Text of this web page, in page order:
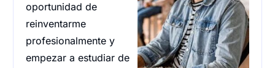
oportunidad de
reinventarme
profesionalmente y
empezar a estudiar de